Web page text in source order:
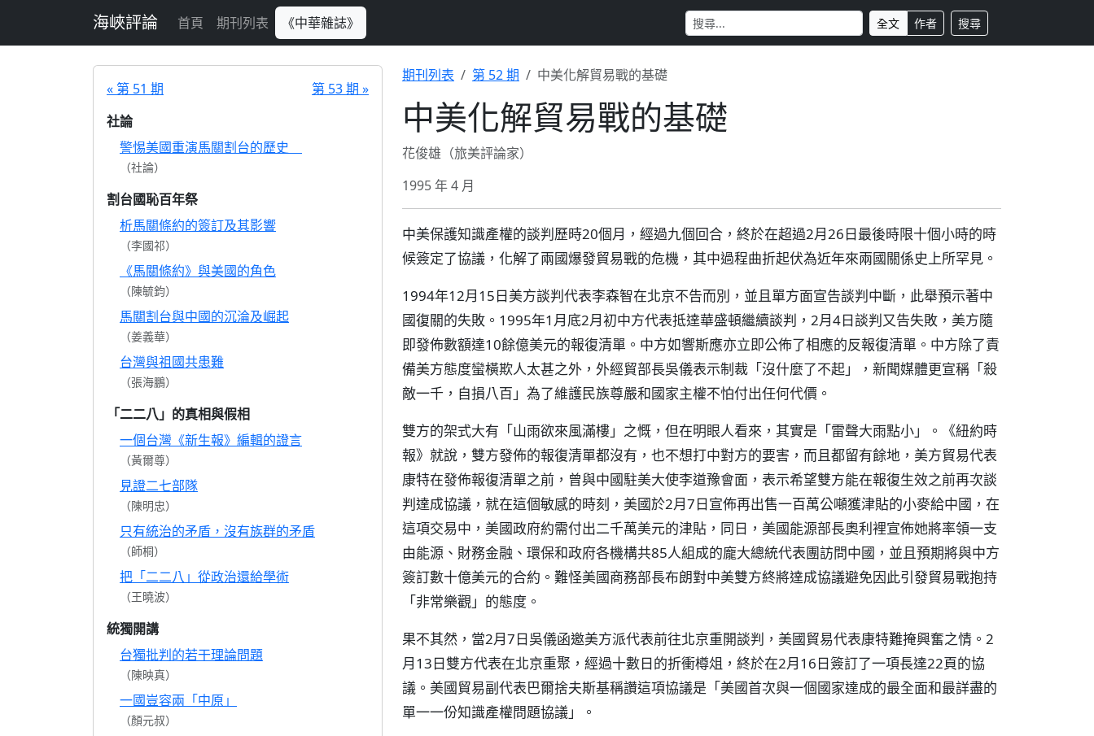
海峽評論 首頁 期刊列表 《中華雜誌》 全文 作者 搜尋
« 第 51 期
第 53 期 »
社論
警惕美國重演馬關割台的歷史
（社論）
割台國恥百年祭
析馬關條約的簽訂及其影響
（李國祁）
《馬關條約》與美國的角色
（陳毓鈞）
馬關割台與中國的沉淪及崛起
（姜義華）
台灣與祖國共患難
（張海鵬）
「二二八」的真相與假相
一個台灣《新生報》編輯的證言
（黃爾尊）
見證二七部隊
（陳明忠）
只有統治的矛盾，沒有族群的矛盾
（師桐）
把「二二八」從政治還給學術
（王曉波）
統獨開講
台獨批判的若干理論問題
（陳映真）
一國豈容兩「中原」
（顏元叔）
期刊列表 第 52 期 中美化解貿易戰的基礎
中美化解貿易戰的基礎
花俊雄（旅美評論家）
1995 年 4 月
中美保護知識產權的談判歷時20個月，經過九個回合，終於在超過2月26日最後時限十個小時的時
候簽定了協議，化解了兩國爆發貿易戰的危機，其中過程曲折起伏為近年來兩國關係史上所罕見。
1994年12月15日美方談判代表李森智在北京不告而別，並且單方面宣告談判中斷，此舉預示著中
國復關的失敗。1995年1月底2月初中方代表抵達華盛頓繼續談判，2月4日談判又告失敗，美方隨
即發佈數額達10餘億美元的報復清單。中方如響斯應亦立即公佈了相應的反報復清單。中方除了責
備美方態度蠻橫欺人太甚之外，外經貿部長吳儀表示制裁「沒什麼了不起」，新聞媒體更宣稱「殺
敵一千，自損八百」為了維護民族尊嚴和國家主權不怕付出任何代價。
雙方的架式大有「山雨欲來風滿樓」之慨，但在明眼人看來，其實是「雷聲大雨點小」。《紐約時
報》就說，雙方發佈的報復清單都沒有，也不想打中對方的要害，而且都留有餘地，美方貿易代表
康特在發佈報復清單之前，曾與中國駐美大使李道豫會面，表示希望雙方能在報復生效之前再次談
判達成協議，就在這個敏感的時刻，美國於2月7日宣佈再出售一百萬公噸獲津貼的小麥給中國，在
這項交易中，美國政府約需付出二千萬美元的津貼，同日，美國能源部長奧利裡宣佈她將率領一支
由能源、財務金融、環保和政府各機構共85人組成的龐大總統代表團訪問中國，並且預期將與中方
簽訂數十億美元的合約。難怪美國商務部長布朗對中美雙方終將達成協議避免因此引發貿易戰抱持
「非常樂觀」的態度。
果不其然，當2月7日吳儀函邀美方派代表前往北京重開談判，美國貿易代表康特難掩興奮之情。2
月13日雙方代表在北京重聚，經過十數日的折衝樽俎，終於在2月16日簽訂了一項長達22頁的協
議。美國貿易副代表巴爾捨夫斯基稱讚這項協議是「美國首次與一個國家達成的最全面和最詳盡的
單一一份知識產權問題協議」。